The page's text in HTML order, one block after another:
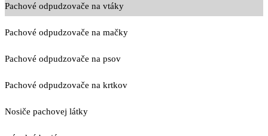
Pachové odpudzovače na vtáky
Pachové odpudzovače na mačky
Pachové odpudzovače na psov
Pachové odpudzovače na krtkov
Nosiče pachovej látky